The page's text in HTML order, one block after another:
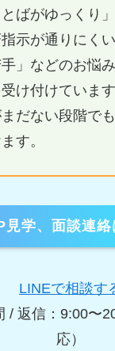
ばがゆっくり
示が通りにく
」などのお悩
け付けています
だない段階で
す。
見学、面談連絡
LINEで相談す
/ 返信：9:00〜
応）